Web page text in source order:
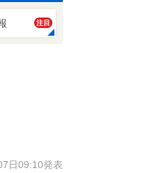
注目
日09:10発表